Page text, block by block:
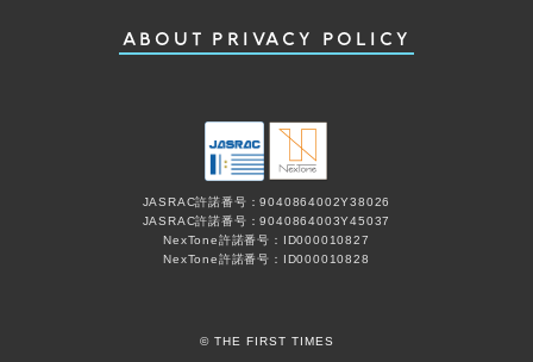
ABOUT PRIVACY POLICY
JASRAC許諾番号：9040864002Y38026
JASRAC許諾番号：9040864003Y45037
NexTone許諾番号：ID000010827
NexTone許諾番号：ID000010828
© THE FIRST TIMES